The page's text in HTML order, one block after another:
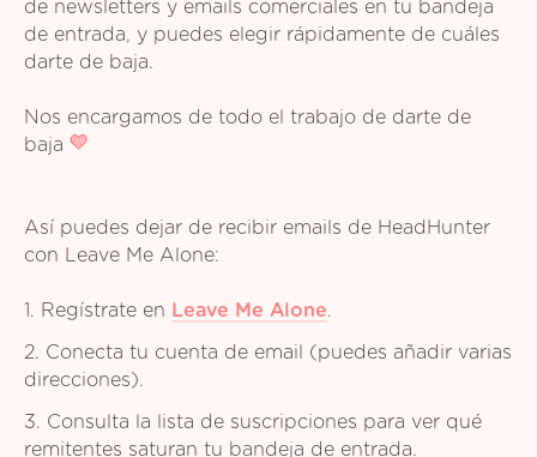
de newsletters y emails comerciales en tu bandeja
de entrada, y puedes elegir rápidamente de cuáles
darte de baja.
Nos encargamos de todo el trabajo de darte de
baja
Así puedes dejar de recibir emails de HeadHunter
con Leave Me Alone:
1. Regístrate en Leave Me Alone.
2. Conecta tu cuenta de email (puedes añadir varias
direcciones).
3. Consulta la lista de suscripciones para ver qué
remitentes saturan tu bandeja de entrada.